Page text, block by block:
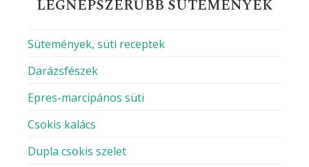
Email
Honlap
A nevem, e-mail címem, és weboldalcímem
hozzászólásomhoz.